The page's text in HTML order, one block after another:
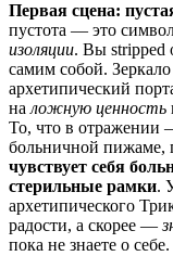
Первая сцена:
пустота — это
изоляции. Вы stripped
самим собой.
архетипический
на ложную ценность
То, что в отражении
больничной пижаме,
чувствует себя
стерильные рамки.
архетипического
радости, а скорее —
пока не знаете о себе.